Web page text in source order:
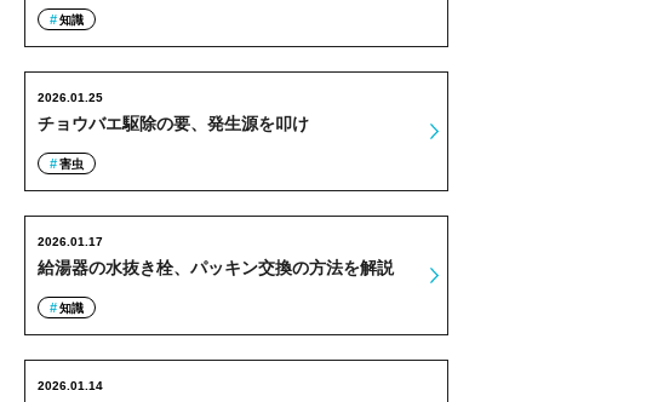
知識
チョウバエ駆除の要、発生源を叩け
2026.01.25
害虫
給湯器の水抜き栓、パッキン交換の方法を解説
2026.01.17
知識
2026.01.14